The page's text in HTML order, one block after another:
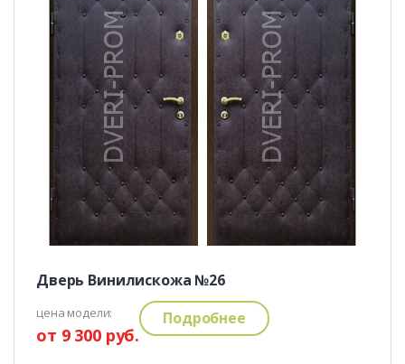
Дверь Винилискожа №26
цена модели:
от 9 300 руб.
Подробнее